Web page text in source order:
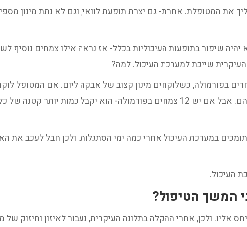
את המטופלת. אחרת- גם יצרת תופעת לוואי, וגם לא נתת מינון
שיפור בתופעות העיכוליות בכלל- אז נראה אילו צמחים נוסיף
שייכת למערכת העיכול. למה?
צמחים- הוא יקבל כמות מסוימת של כל אחד מהם. אבל אם יש 12 צמחים בפורמולה- הוא
במערכת העיכול אחרי כמה ימי הסתגלות. ולכן חבל לעכב את
העיכול.
המשך הטיפול?
אליו. ולכן, אחרי ההקלה בתלונה העיקרית, נעבור לאיזון וחיזוק